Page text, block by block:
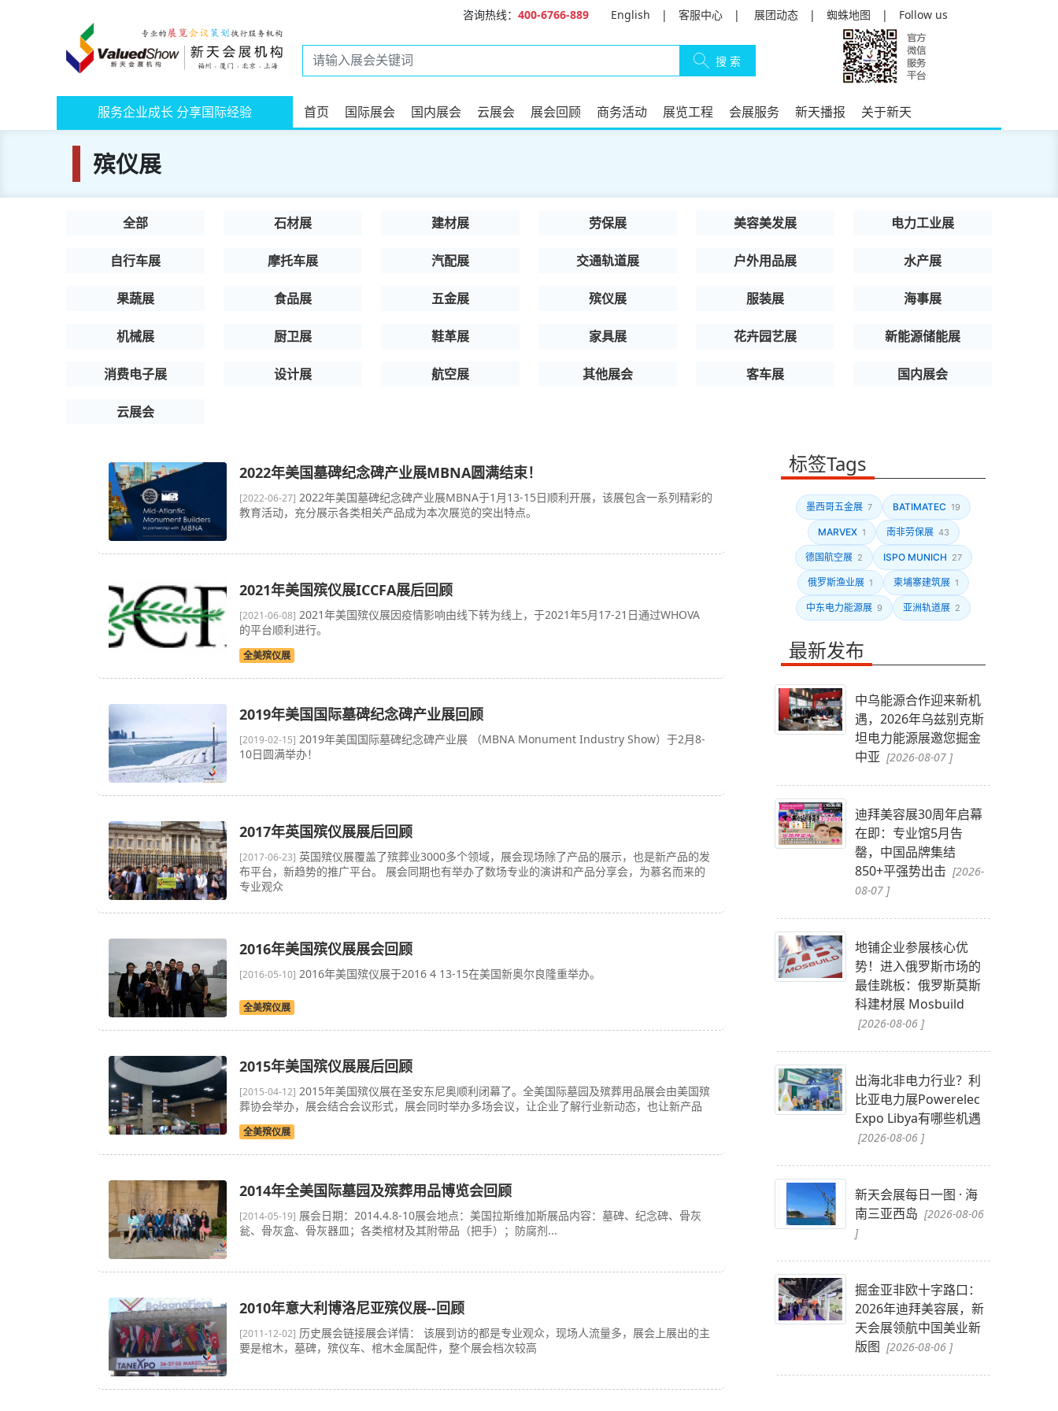
咨询热线： 400-6766-889 English | 客服中心 | 展团动态 | 蜘蛛地图 | Follow us
服务企业成长 分享国际经验 首页 国际展会 国内展会 云展会 展会回顾 商务活动 展览工程 会展服务 新天播报 关于新天
殡仪展
全部 石材展 建材展 劳保展 美容美发展 电力工业展
自行车展 摩托车展 汽配展 交通轨道展 户外用品展 水产展
果蔬展 食品展 五金展 殡仪展 服装展 海事展
机械展 厨卫展 鞋革展 家具展 花卉园艺展 新能源储能展
消费电子展 设计展 航空展 其他展会 客车展 国内展会
云展会
2022年美国墓碑纪念碑产业展MBNA圆满结束！
[2022-06-27] 2022年美国墓碑纪念碑产业展MBNA于1月13-15日顺利开展，该展包含一系列精彩的
教育活动，充分展示各类相关产品成为本次展览的突出特点。
2021年美国殡仪展ICCFA展后回顾
[2021-06-08] 2021年美国殡仪展因疫情影响由线下转为线上，于2021年5月17-21日通过WHOVA
的平台顺利进行。
全美殡仪展
2019年美国国际墓碑纪念碑产业展回顾
[2019-02-15] 2019年美国国际墓碑纪念碑产业展 （MBNA Monument Industry Show）于2月8-
10日圆满举办！
2017年英国殡仪展展后回顾
[2017-06-23] 英国殡仪展覆盖了殡葬业3000多个领域，展会现场除了产品的展示，也是新产品的发
布平台，新趋势的推广平台。 展会同期也有举办了数场专业的演讲和产品分享会，为慕名而来的
专业观众
2016年美国殡仪展展会回顾
[2016-05-10] 2016年美国殡仪展于2016 4 13-15在美国新奥尔良隆重举办。
全美殡仪展
2015年美国殡仪展展后回顾
[2015-04-12] 2015年美国殡仪展在圣安东尼奥顺利闭幕了。全美国际墓园及殡葬用品展会由美国殡
葬协会举办，展会结合会议形式，展会同时举办多场会议，让企业了解行业新动态，也让新产品
全美殡仪展
2014年全美国际墓园及殡葬用品博览会回顾
[2014-05-19] 展会日期：2014.4.8-10展会地点：美国拉斯维加斯展品内容：墓碑、纪念碑、骨灰
瓮、骨灰盒、骨灰器皿；各类棺材及其附带品（把手）；防腐剂...
2010年意大利博洛尼亚殡仪展--回顾
[2011-12-02] 历史展会链接展会详情： 该展到访的都是专业观众，现场人流量多，展会上展出的主
要是棺木，墓碑，殡仪车、棺木金属配件，整个展会档次较高
标签Tags
墨西哥五金展 7 BATIMATEC 19
MARVEX 1 南非劳保展 43
德国航空展 2 ISPO MUNICH 27
俄罗斯渔业展 1 柬埔寨建筑展 1
中东电力能源展 9 亚洲轨道展 2
最新发布
中乌能源合作迎来新机
遇，2026年乌兹别克斯
坦电力能源展邀您掘金
中亚 [2026-08-07 ]
迪拜美容展30周年启幕
在即：专业馆5月告
罄，中国品牌集结
850+平强势出击 [2026-
08-07 ]
地铺企业参展核心优
势！进入俄罗斯市场的
最佳跳板：俄罗斯莫斯
科建材展 Mosbuild
[2026-08-06 ]
出海北非电力行业？利
比亚电力展Powerelec
Expo Libya有哪些机遇
[2026-08-06 ]
新天会展每日一图 · 海
南三亚西岛 [2026-08-06
]
掘金亚非欧十字路口：
2026年迪拜美容展，新
天会展领航中国美业新
版图 [2026-08-06 ]